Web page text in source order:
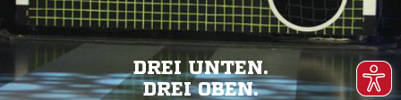
DREI UNTEN.
DREI OBEN.